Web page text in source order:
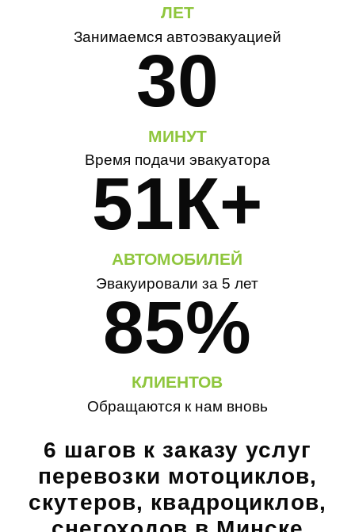
ЛЕТ
Занимаемся автоэвакуацией
30
МИНУТ
Время подачи эвакуатора
51К+
АВТОМОБИЛЕЙ
Эвакуировали за 5 лет
85%
КЛИЕНТОВ
Обращаются к нам вновь
6 шагов к заказу услуг
перевозки мотоциклов,
скутеров, квадроциклов,